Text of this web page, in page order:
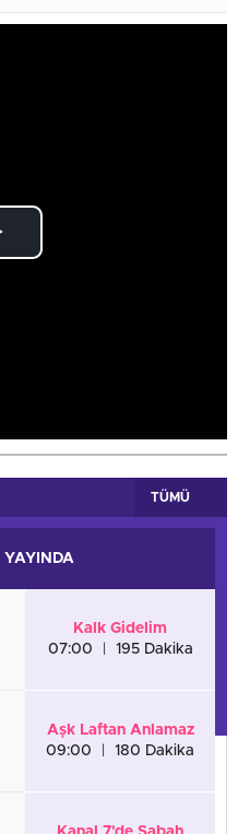
TÜMÜ
YAYINDA
Kalk Gidelim
07:00
195 Dakika
Aşk Laftan Anlamaz
09:00
180 Dakika